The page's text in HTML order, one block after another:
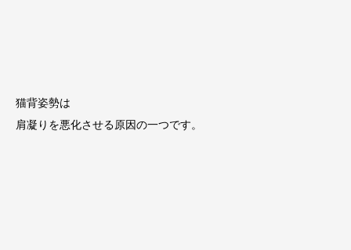
猫背姿勢は
肩凝りを悪化させる原因の一つです。